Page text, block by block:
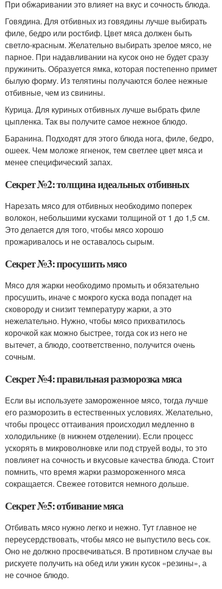
При обжаривании это влияет на вкус и сочность блюда.
Говядина. Для отбивных из говядины лучше выбирать
филе, бедро или ростбиф. Цвет мяса должен быть
светло-красным. Желательно выбирать зрелое мясо, не
парное. При надавливании на кусок оно не будет сразу
пружинить. Образуется ямка, которая постепенно примет
былую форму. Из телятины получаются более нежные
отбивные, чем из свинины.
Курица. Для куриных отбивных лучше выбрать филе
цыпленка. Так вы получите самое нежное блюдо.
Баранина. Подходят для этого блюда нога, филе, бедро,
ошеек. Чем моложе ягненок, тем светлее цвет мяса и
менее специфический запах.
Секрет №2: толщина идеальных отбивных
Нарезать мясо для отбивных необходимо поперек
волокон, небольшими кусками толщиной от 1 до 1,5 см.
Это делается для того, чтобы мясо хорошо
прожаривалось и не оставалось сырым.
Секрет №3: просушить мясо
Мясо для жарки необходимо промыть и обязательно
просушить, иначе с мокрого куска вода попадет на
сковороду и снизит температуру жарки, а это
нежелательно. Нужно, чтобы мясо прихватилось
корочкой как можно быстрее, тогда сок из него не
вытечет, а блюдо, соответственно, получится очень
сочным.
Секрет №4: правильная разморозка мяса
Если вы используете замороженное мясо, тогда лучше
его разморозить в естественных условиях. Желательно,
чтобы процесс оттаивания происходил медленно в
холодильнике (в нижнем отделении). Если процесс
ускорять в микроволновке или под струей воды, то это
повлияет на сочность и вкусовые качества блюда. Стоит
помнить, что время жарки размороженного мяса
сокращается. Свежее готовится немного дольше.
Секрет №5: отбивание мяса
Отбивать мясо нужно легко и нежно. Тут главное не
переусердствовать, чтобы мясо не выпустило весь сок.
Оно не должно просвечиваться. В противном случае вы
рискуете получить на обед или ужин кусок «резины», а
не сочное блюдо.